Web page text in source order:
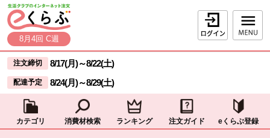
ページの先頭です。
本文へジャンプする。
8月4回 C週
ログイン
ここからサイト内共通メニューです。
サイト内共通メニューをスキップする
注文締切 8/17(月)～8/22(土)
配達予定 8/24(月)～8/29(土)
カテゴリ 消費材検索 ランキング 注文ガイド eくらぶ登録